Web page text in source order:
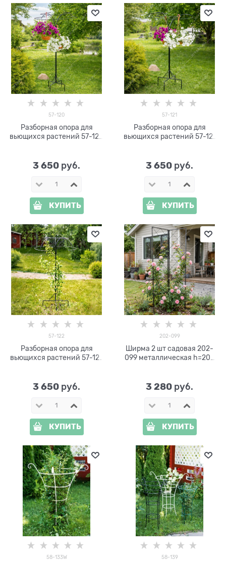
57-120
Разборная опора для
вьющихся растений 57-120
3 650 руб.
КУПИТЬ
57-121
Разборная опора для
вьющихся растений 57-121
3 650 руб.
КУПИТЬ
57-122
Разборная опора для
вьющихся растений 57-122
3 650 руб.
КУПИТЬ
202-099
Ширма 2 шт садовая 202-
099 металлическая h=200
3 280 руб.
КУПИТЬ
58-133W 58-139